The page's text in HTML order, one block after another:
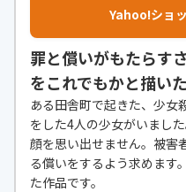
Yahoo!ショ
罪と償いがもたらす
をこれでもかと描い
ある田舎町で起きた、少女
をした4人の少女がいまし
顔を思い出せません。被害
る償いをするよう求めます
た作品です。